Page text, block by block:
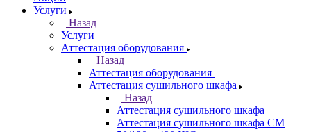
Услуги
Назад
Услуги
Аттестация оборудования
Назад
Аттестация оборудования
Аттестация сушильного шкафа
Назад
Аттестация сушильного шкафа
Аттестация сушильного шкафа СМ